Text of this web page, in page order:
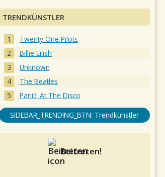
TRENDKÜNSTLER
Twenty One Pilots
Billie Eilish
Unknown
The Beatles
Panic! At The Disco
SIDEBAR_TRENDING_BTN: Trendkünstler
Beitreten!